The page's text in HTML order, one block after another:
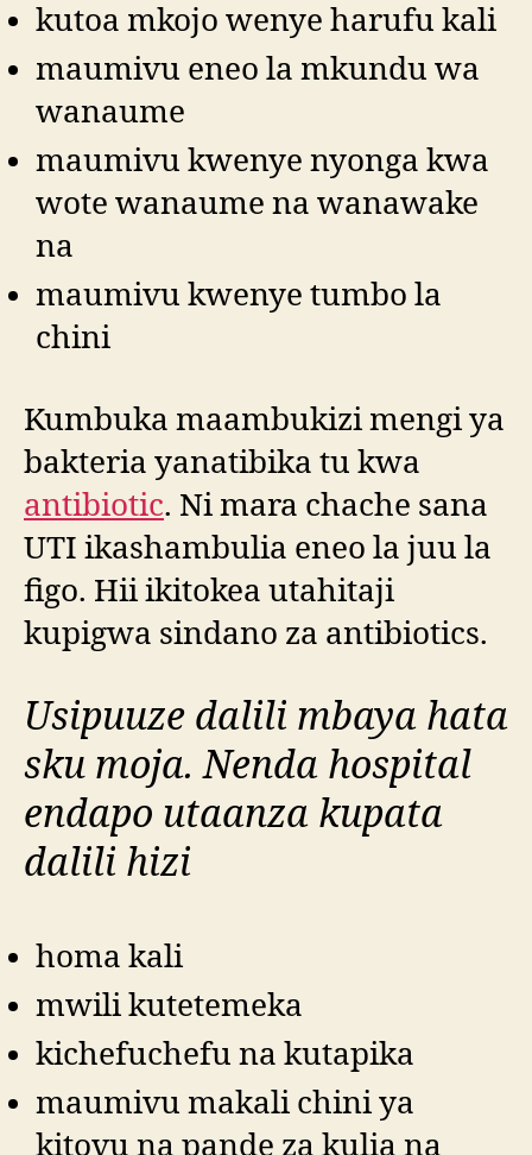
kutoa mkojo wenye harufu kali
maumivu eneo la mkundu wa
wanaume
maumivu kwenye nyonga kwa
wote wanaume na wanawake
na
maumivu kwenye tumbo la
chini
Kumbuka maambukizi mengi ya
bakteria yanatibika tu kwa
antibiotic. Ni mara chache sana
UTI ikashambulia eneo la juu la
figo. Hii ikitokea utahitaji
kupigwa sindano za antibiotics.
Usipuuze dalili mbaya hata
sku moja. Nenda hospital
endapo utaanza kupata
dalili hizi
homa kali
mwili kutetemeka
kichefuchefu na kutapika
maumivu makali chini ya
kitovu na pande za kulia na